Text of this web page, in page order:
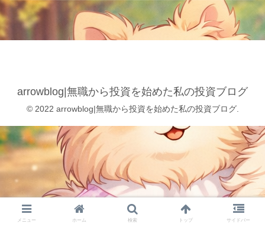
arrowblog|無職から投資を始めた私の投資ブログ
© 2022 arrowblog|無職から投資を始めた私の投資ブログ.
メニュー ホーム 検索 トップ サイドバー